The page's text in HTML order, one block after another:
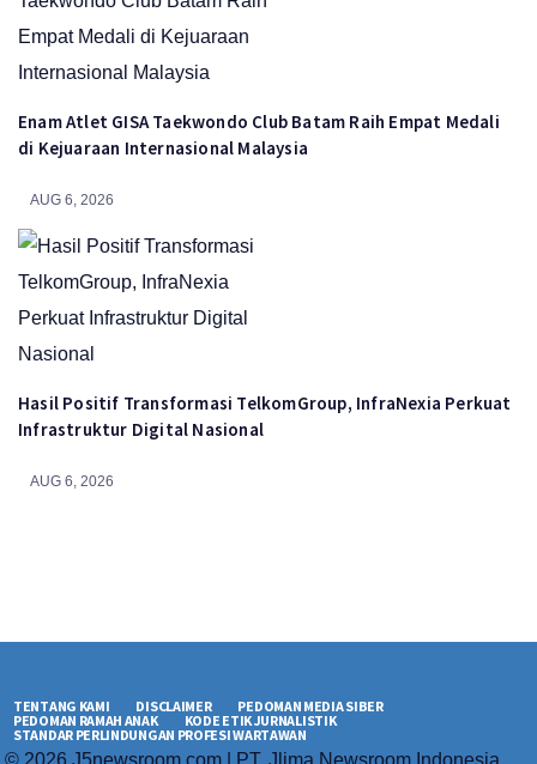
Enam Atlet GISA Taekwondo Club Batam Raih Empat Medali
di Kejuaraan Internasional Malaysia
AUG 6, 2026
Hasil Positif Transformasi TelkomGroup, InfraNexia Perkuat
Infrastruktur Digital Nasional
AUG 6, 2026
TENTANG KAMI DISCLAIMER
PEDOMAN MEDIA SIBER
PEDOMAN RAMAH ANAK
KODE ETIK JURNALISTIK
STANDAR PERLINDUNGAN PROFESI WARTAWAN
© 2026 J5newsroom.com | PT. Jlima Newsroom Indonesia